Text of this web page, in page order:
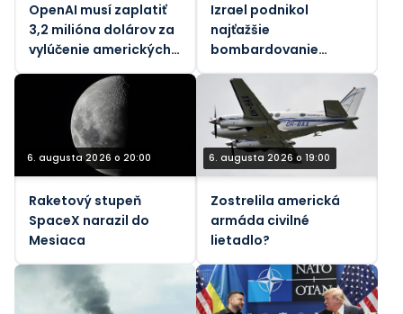
OpenAI musí zaplatiť
3,2 milióna dolárov za
vylúčenie amerických
pracovníkov
Izrael podnikol
najťažšie
bombardovanie
Libanonu od júnového
prímeria (VIDEÁ)
6. augusta 2026 o 20:00
Raketový stupeň
SpaceX narazil do
Mesiaca
6. augusta 2026 o 19:00
Zostrelila americká
armáda civilné
lietadlo?